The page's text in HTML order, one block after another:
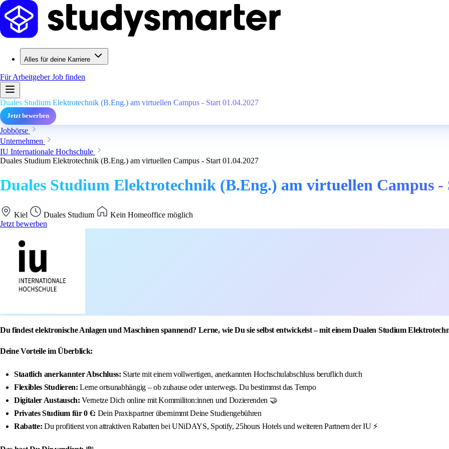
Alles für deine Karriere
Für ArbeitgeberJob finden
Duales Studium Elektrotechnik (B.Eng.) am virtuellen Campus - Start 01.04.2027
Jetzt bewerben
Jobbörse
Unternehmen
IU Internationale Hochschule
Duales Studium Elektrotechnik (B.Eng.) am virtuellen Campus - Start 01.04.2027
Duales Studium Elektrotechnik (B.Eng.) am virtuellen Campus -
Kiel Duales Studium
Kein Homeoffice möglich
Jetzt bewerben
Du findest elektronische Anlagen und Maschinen spannend? Lerne, wie Du sie selbst entwickelst – mit einem Dualen Studium
Deine Vorteile im Überblick:
Staatlich anerkannter Abschluss: Starte mit einem vollwertigen, anerkannten Hochschulabschluss beruflich durch
Flexibles Studieren: Lerne ortsunabhängig – ob zuhause oder unterwegs. Du bestimmst das Tempo
Digitaler Austausch:Vernetze Dich online mit Kommiliton:innen und Dozierenden 🤝
Privates Studium für 0 €: Dein Praxispartner übernimmt Deine Studiengebühren
Rabatte: Du profitierst von attraktiven Rabatten bei UNiDAYS, Spotify, 25hours Hotels und weiteren Partnern der IU ⚡️